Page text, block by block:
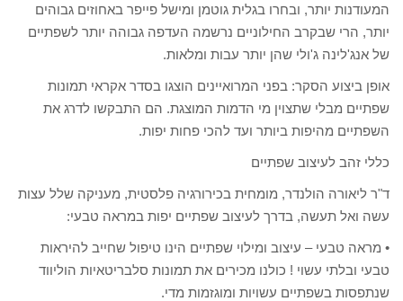
המעודנות יותר, ובחרו בגלית גוטמן ומישל פייפר באחוזים גבוהים
יותר, הרי שבקרב החילוניים נרשמה העדפה גבוהה יותר לשפתיים
של אנג'לינה ג'ולי שהן יותר עבות ומלאות.
אופן ביצוע הסקר: בפני המרואיינים הוצגו בסדר אקראי תמונות
שפתיים מבלי שתצוין מי הדמות המוצגת. הם התבקשו לדרג את
השפתיים מהיפות ביותר ועד להכי פחות יפות.
כללי זהב לעיצוב שפתיים
ד"ר ליאורה הולנדר, מומחית בכירורגיה פלסטית, מעניקה שלל עצות
עשה ואל תעשה, בדרך לעיצוב שפתיים יפות במראה טבעי:
• מראה טבעי – עיצוב ומילוי שפתיים הינו טיפול שחייב להיראות
טבעי ובלתי עשוי ! כולנו מכירים את תמונות סלבריטאיות הוליווד
שנתפסות בשפתיים עשויות ומוגזמות מדי.